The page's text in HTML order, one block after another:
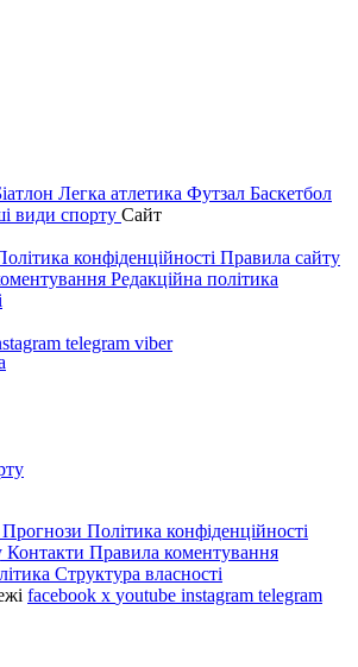
Легка атлетика Футзал Баскетбол
види спорту Сайт
конфіденційності Правила сайту
Редакційна політика
telegram viber
Прогнози Політика конфіденційності
Контакти Правила коментування
Структура власності
facebook x youtube instagram telegram